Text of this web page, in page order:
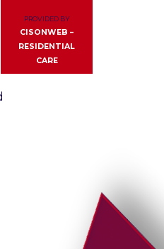
PROVIDED BY
CISONWEB –
RESIDENTIAL
CARE